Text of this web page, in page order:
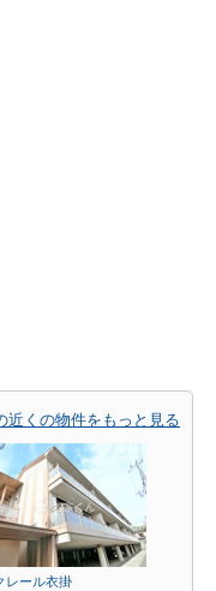
近くの物件をもっと見る
レール衣掛